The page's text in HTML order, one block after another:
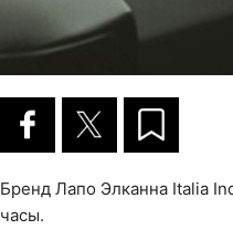
Бренд Лапо Элканна Italia
часы.